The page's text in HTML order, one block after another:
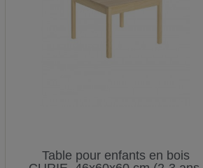
Table pour enfants en bois